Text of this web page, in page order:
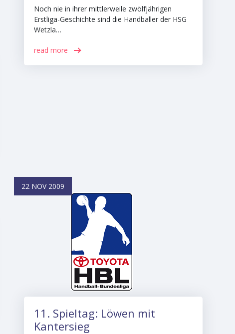
Noch nie in ihrer mittlerweile zwölfjährigen
Erstliga-Geschichte sind die Handballer der HSG
Wetzla…
read more
22 NOV 2009
11. Spieltag: Löwen mit
Kantersieg